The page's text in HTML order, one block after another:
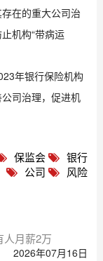
在的重大公司治
机构“带病运
年银行保险机构
司治理，促进机
保监会
银行
公司
风险
人月薪2万
2026年07月16日